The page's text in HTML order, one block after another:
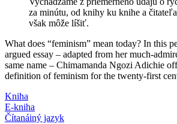
za minútu, od knihy ku knihe a
však môže líšiť.
What does “feminism” mean today? In this
argued essay – adapted from her much-
same name – Chimamanda Ngozi Adichie
definition of feminism for the twenty-first
Kniha
E-kniha
Čítanáiný jazyk